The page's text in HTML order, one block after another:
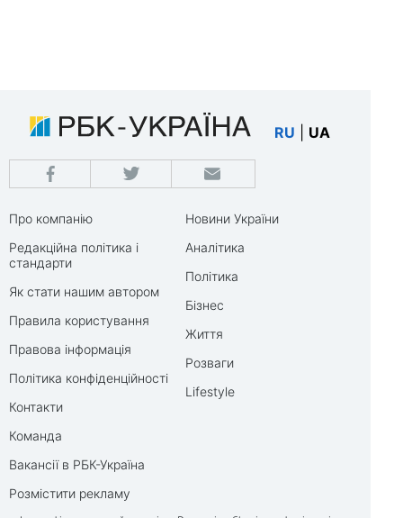
RU UA
Про компанію
Редакційна політика і
стандарти
Як стати нашим автором
Правила користування
Правова інформація
Політика конфіденційності
Контакти
Команда
Вакансії в РБК-Україна
Розмістити рекламу
Новини України
Аналітика
Політика
Бізнес
Життя
Розваги
Lifestyle